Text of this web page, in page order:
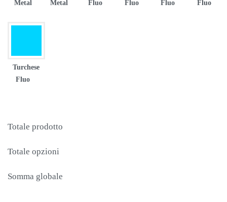
Metal
Metal
Fluo
Fluo
Fluo
Fluo
Turchese
Fluo
Totale prodotto
Totale opzioni
Somma globale